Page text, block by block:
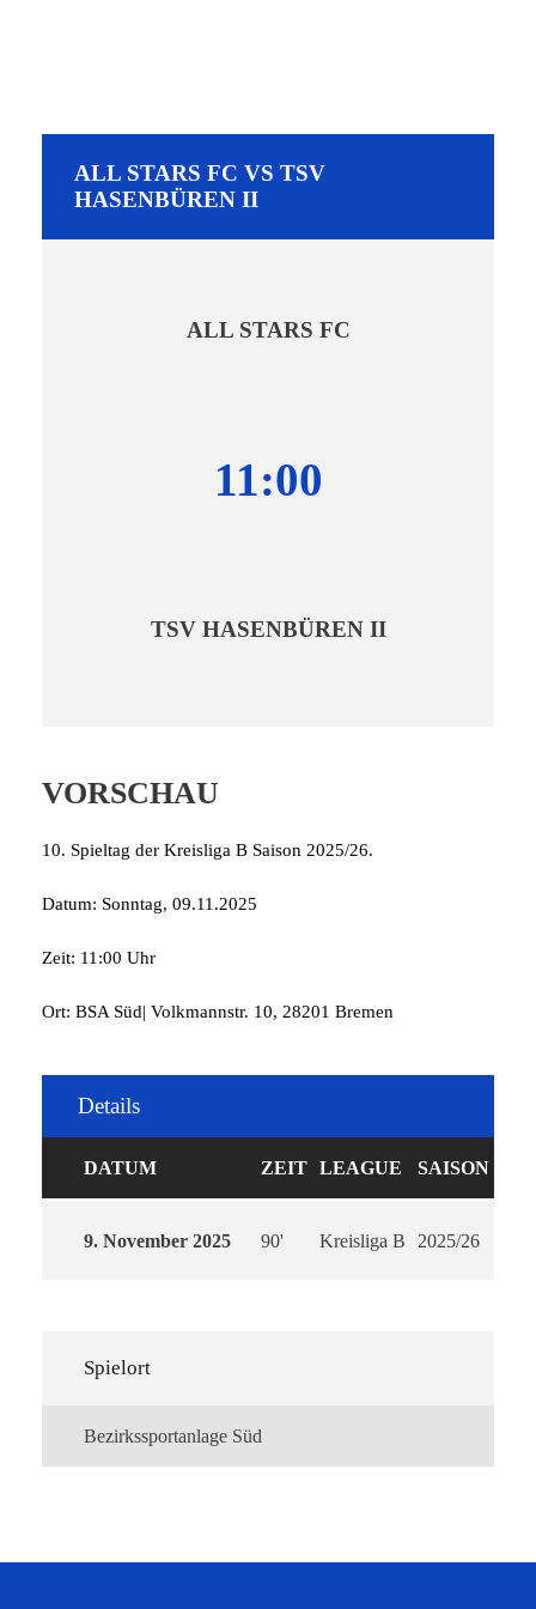
ALL STARS FC VS TSV
HASENBÜREN II
ALL STARS FC
11:00
TSV HASENBÜREN II
VORSCHAU
10. Spieltag der Kreisliga B Saison 2025/26.
Datum: Sonntag, 09.11.2025
Zeit: 11:00 Uhr
Ort: BSA Süd| Volkmannstr. 10, 28201 Bremen
Details
DATUM ZEIT LEAGUE SAISON
9. November 2025 90' Kreisliga B 2025/26
Spielort
Bezirkssportanlage Süd